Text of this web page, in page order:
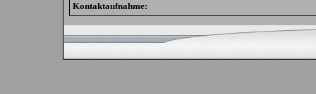
Kontaktaufnahme: